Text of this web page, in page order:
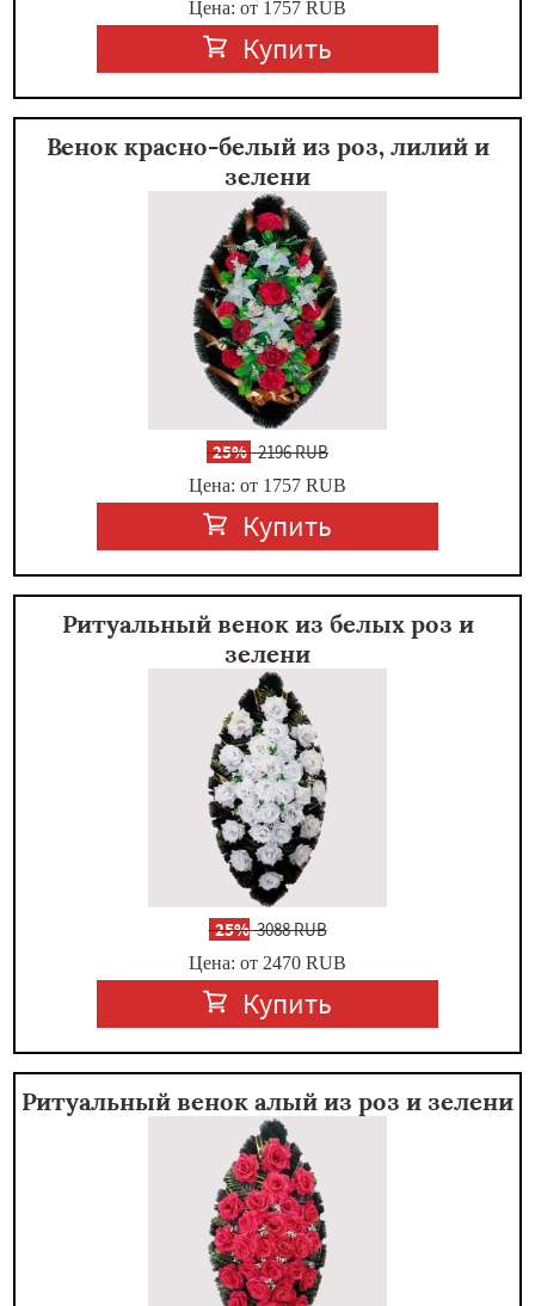
Цена: от 1757 RUB
Купить
Венок красно-белый из роз, лилий и
зелени
-25%2196 RUB
Цена: от 1757 RUB
Купить
Ритуальный венок из белых роз и
зелени
-25%3088 RUB
Цена: от 2470 RUB
Купить
Ритуальный венок алый из роз и зелени